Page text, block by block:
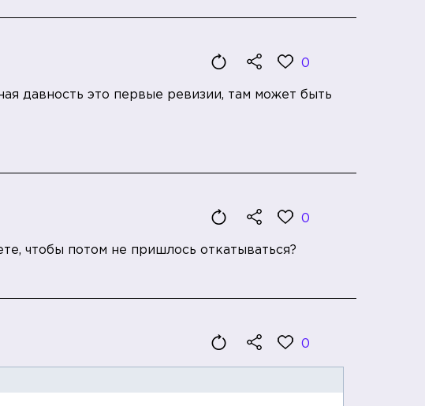
0
давность это первые ревизии, там может быть
0
чтобы потом не пришлось откатываться?
0